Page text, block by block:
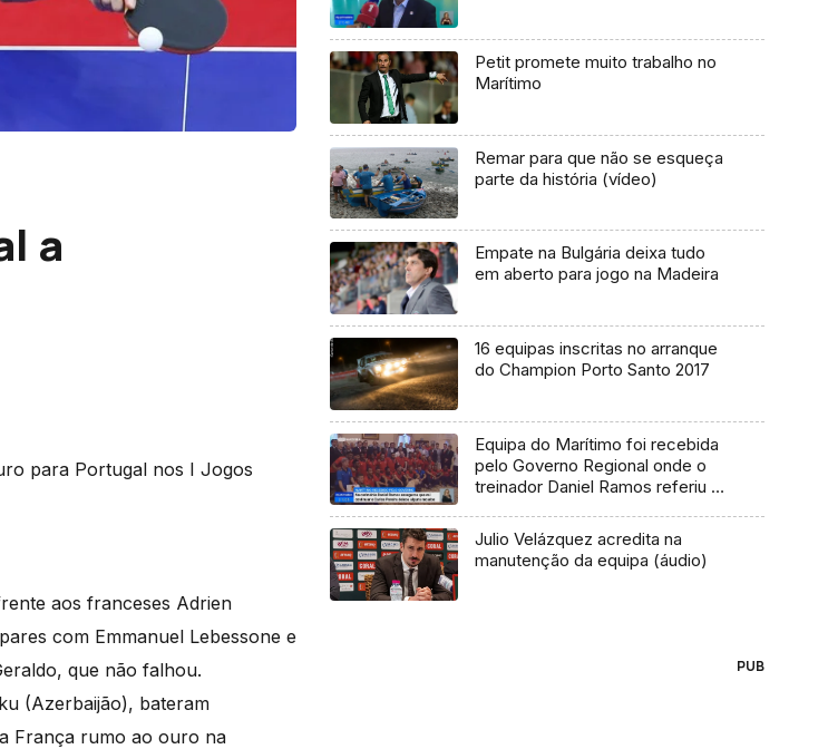
a
para Portugal nos I Jogos
aos franceses Adrien
com Emmanuel Lebessone e
que não falhou.
(Azerbaijão), bateram
França rumo ao ouro na
Petit promete muito trabalho no
Marítimo
Remar para que não se esqueça
parte da história (vídeo)
Empate na Bulgária deixa tudo
em aberto para jogo na Madeira
16 equipas inscritas no arranque
do Champion Porto Santo 2017
Equipa do Marítimo foi recebida
pelo Governo Regional onde o
treinador Daniel Ramos referiu “A
dado adquirido, pelo meu
contrato”
Julio Velázquez acredita na
manutenção da equipa (áudio)
PUB